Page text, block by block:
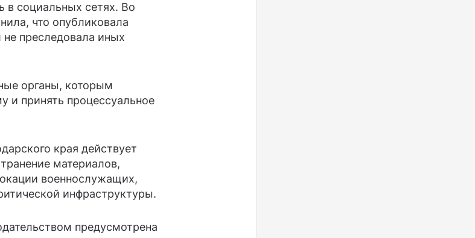
в социальных сетях. Во
что опубликовала
не преследовала иных
органы, которым
и принять процессуальное
края действует
материалов,
военнослужащих,
инфраструктуры.
предусмотрена